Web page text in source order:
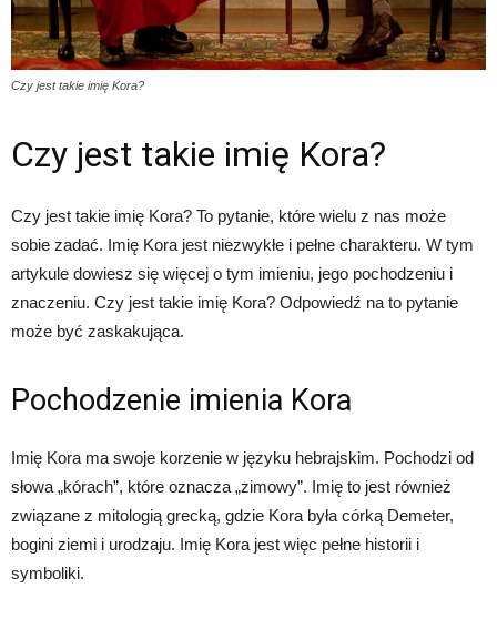
Czy jest takie imię Kora?
Czy jest takie imię Kora?
Czy jest takie imię Kora? To pytanie, które wielu z nas może
sobie zadać. Imię Kora jest niezwykłe i pełne charakteru. W tym
artykule dowiesz się więcej o tym imieniu, jego pochodzeniu i
znaczeniu. Czy jest takie imię Kora? Odpowiedź na to pytanie
może być zaskakująca.
Pochodzenie imienia Kora
Imię Kora ma swoje korzenie w języku hebrajskim. Pochodzi od
słowa „kórach”, które oznacza „zimowy”. Imię to jest również
związane z mitologią grecką, gdzie Kora była córką Demeter,
bogini ziemi i urodzaju. Imię Kora jest więc pełne historii i
symboliki.